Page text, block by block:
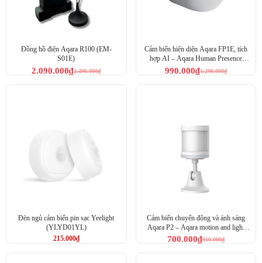
Đồng hồ điện Aqara R100 (EM-
S01E)
2.490.000₫
2.090.000₫
Cảm biến hiện diện Aqara FP1E, tích
hợp AI – Aqara Human Presence
Sensor FP1E (PS-S03D)
1.290.000₫
990.000₫
Đèn ngủ cảm biến pin sạc Yeelight
(YLYD01YL)
215.000₫
Cảm biến chuyển động và ánh sáng
Aqara P2 – Aqara motion and light
sensor P2 (ML-S03D)
910.000₫
700.000₫